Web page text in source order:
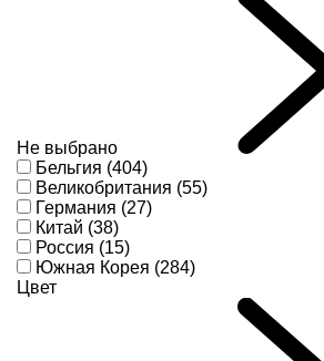
Не выбрано
Бельгия (404)
Великобритания (55)
Германия (27)
Китай (38)
Россия (15)
Южная Корея (284)
Цвет